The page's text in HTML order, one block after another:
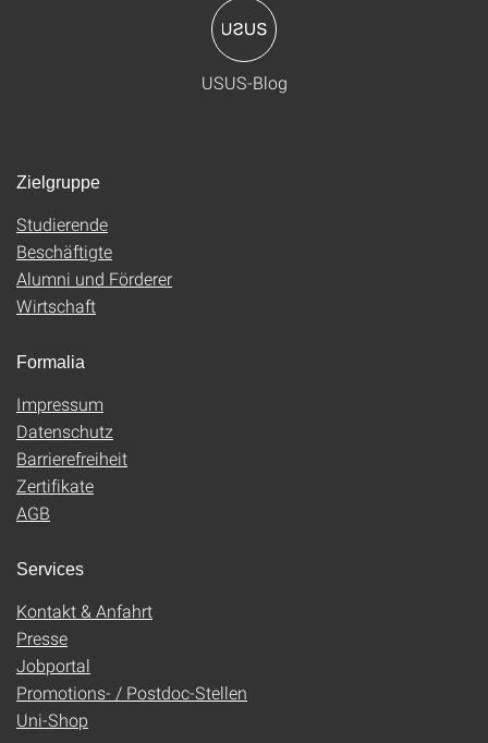
USUS-Blog
Zielgruppe
Studierende
Beschäftigte
Alumni und Förderer
Wirtschaft
Formalia
Impressum
Datenschutz
Barrierefreiheit
Zertifikate
AGB
Services
Kontakt & Anfahrt
Presse
Jobportal
Promotions- / Postdoc-Stellen
Uni-Shop